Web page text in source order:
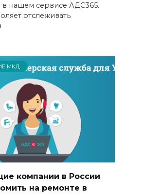
в нашем сервисе АДС365.
отслеживать
МКД
компании в России
на ремонте в